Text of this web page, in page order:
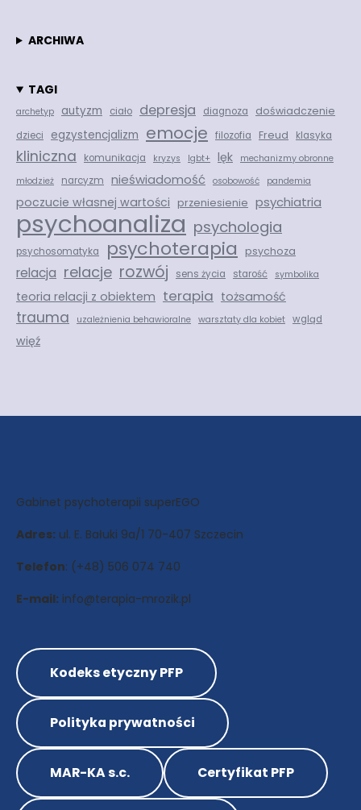
ARCHIWA
TAGI
archetyp autyzm ciało depresja diagnoza doświadczenie
dzieci egzystencjalizm emocje filozofia Freud klasyka
kliniczna komunikacja kryzys lgbt+ lęk
mechanizmy obronne
młodzież
narcyzm nieświadomość osobowość pandemia
poczucie własnej wartości przeniesienie psychiatria
psychoanaliza psychologia
psychosomatyka psychoterapia psychoza
relacja relacje rozwój sens życia starość symbolika
teoria relacji z obiektem terapia tożsamość
trauma uzależnienia behawioralne warsztaty dla kobiet wgląd
więź
Gabinet psychoterapii superEGO
Adres: ul. E. Bałuki 9a/1 70-407 Szczecin
Telefon: (+48) 506 074 740
E-mail: info@terapia-mrozik.pl
Kodeks etyczny PFP
Polityka prywatności
MAR-KA s.c. Certyfikat PFP